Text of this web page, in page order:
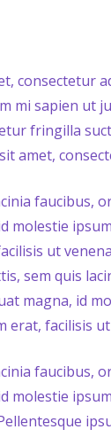
consectetur
mi sapien ut
fringilla
amet,
faucibus,
molestie
ut
sem quis
magna, id
erat, facilisis
faucibus,
molestie